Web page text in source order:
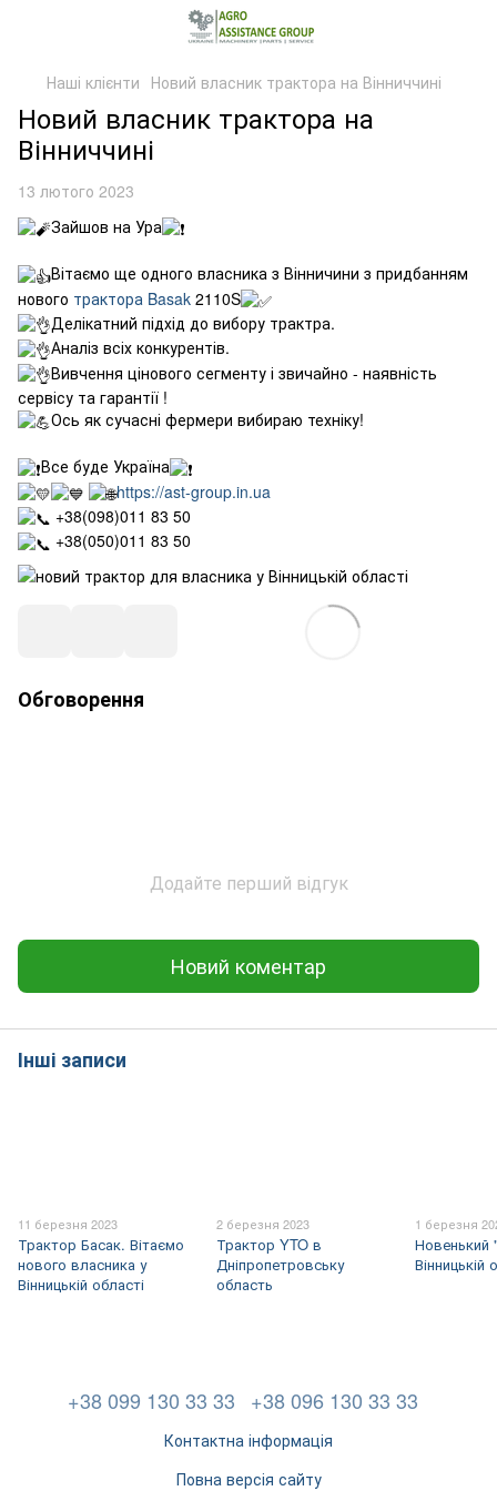
Наші клієнти Новий власник трактора на Вінниччині
Новий власник трактора на
Вінниччині
13 лютого 2023
Зайшов на Ура
Вітаємо ще одного власника з Вінничини з придбанням
нового трактора Basak 2110S
Делікатний підхід до вибору трактра.
Аналіз всіх конкурентів.
Вивчення цінового сегменту і звичайно - наявність
сервісу та гарантії !
Ось як сучасні фермери вибираю техніку!
Все буде Україна
https://ast-group.in.ua
+38(098)011 83 50
+38(050)011 83 50
Обговорення
Додайте перший відгук
Новий коментар
Інші записи
11 березня 2023
Трактор Басак. Вітаємо
нового власника у
Вінницькій області
2 березня 2023
Трактор YTO в
Дніпропетровську
область
1 березня
Новенький
Вінницькій
+38 099 130 33 33 +38 096 130 33 33
Контактна інформація
Повна версія сайту